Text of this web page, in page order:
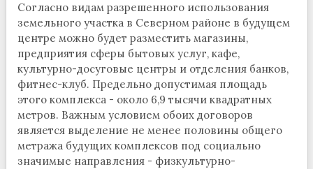
Согласно видам разрешенного использования
земельного участка в Северном районе в будущем
центре можно будет разместить магазины,
предприятия сферы бытовых услуг, кафе,
культурно-досуговые центры и отделения банков,
фитнес-клуб. Предельно допустимая площадь
этого комплекса - около 6,9 тысячи квадратных
метров. Важным условием обоих договоров
является выделение не менее половины общего
метража будущих комплексов под социально
значимые направления - физкультурно-